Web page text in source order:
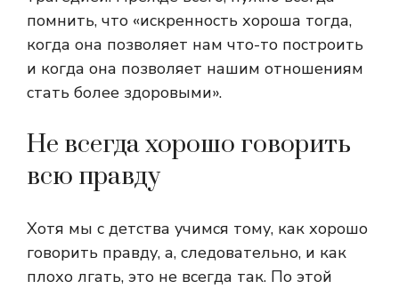
помнить, что «искренность хороша тогда,
когда она позволяет нам что-то построить
и когда она позволяет нашим отношениям
стать более здоровыми».
Не всегда хорошо говорить
всю правду
Хотя мы с детства учимся тому, как хорошо
говорить правду, а, следовательно, и как
плохо лгать, это не всегда так. По этой